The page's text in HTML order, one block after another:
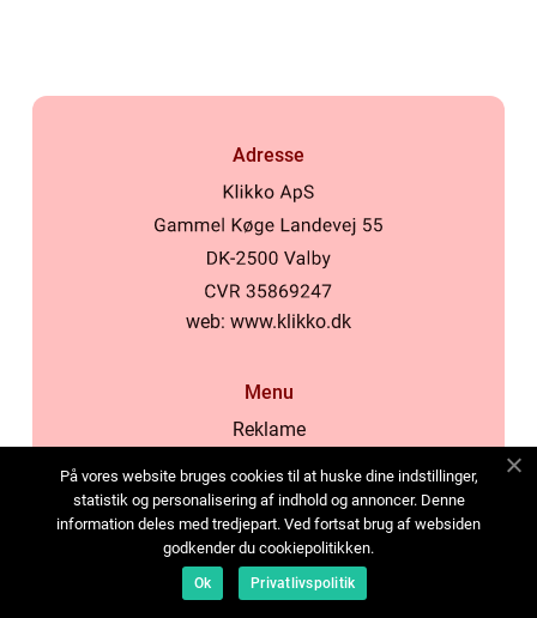
Adresse
web: www.klikko.dk
Menu
Reklame
Cookies
Kontakt Oss
Sitemap
På vores website bruges cookies til at huske dine indstillinger,
statistik og personalisering af indhold og annoncer. Denne
information deles med tredjepart. Ved fortsat brug af websiden
godkender du cookiepolitikken.
Ok Privatlivspolitik